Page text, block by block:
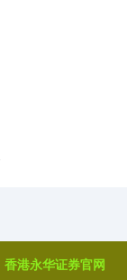
香港永华证券官网